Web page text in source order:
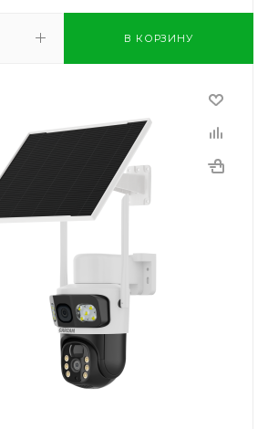
В КОРЗИНУ